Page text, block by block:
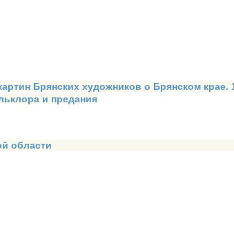
Брянских художников о Брянском
и предания
области